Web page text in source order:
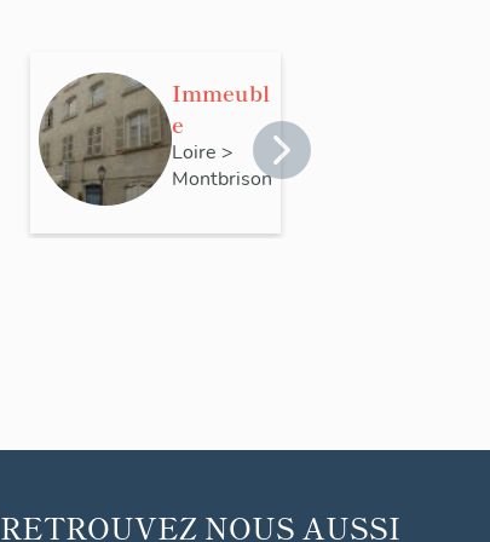
Immeubl
e
Loire >
Montbrison
RETROUVEZ NOUS AUSSI